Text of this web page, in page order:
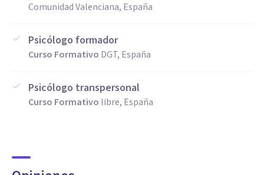
Comunidad Valenciana, España
Psicólogo formador
Curso Formativo DGT, España
Psicólogo transpersonal
Curso Formativo libre, España